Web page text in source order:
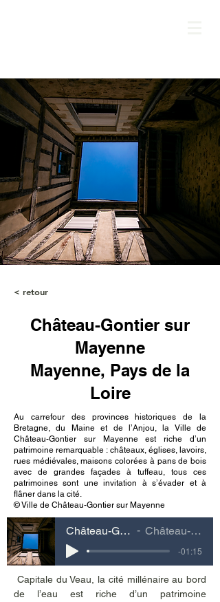
< retour
Château-Gontier sur
Mayenne
Mayenne, Pays de la
Loire
Au carrefour des provinces historiques de la
Bretagne, du Maine et de l’Anjou, la Ville de
Château-Gontier sur Mayenne est riche d’un
patrimoine remarquable : châteaux, églises, lavoirs,
rues médiévales, maisons colorées à pans de bois
avec de grandes façades à tuffeau, tous ces
patrimoines sont une invitation à s’évader et à
flâner dans la cité.
© Ville de Château-Gontier sur Mayenne
Château-Gontier sur Mayenne Mayenne, Pays de la Loire Château-Gontier sur Mayenne Mayenne, Pays de la Loire
-01:15
de l’eau est riche d’un patrimoine